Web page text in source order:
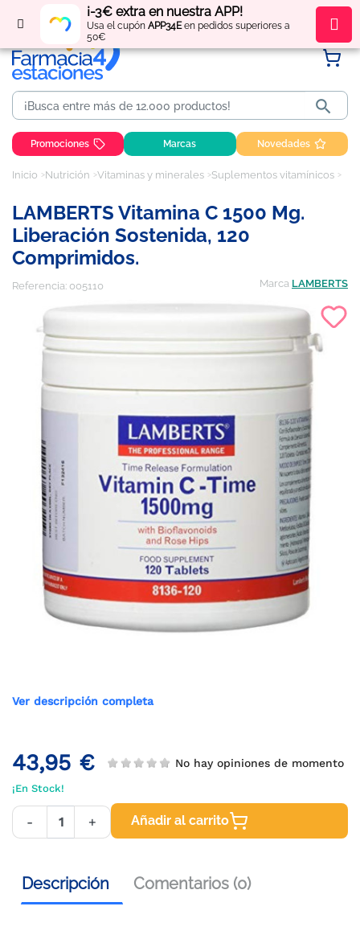
¡-3€ extra en nuestra APP!
Usa el cupón APP34Een pedidos superiores a
50€
Regístratey obténpuntos por tus compras

Promociones Marcas Novedades
Inicio Nutrición Vitaminas y minerales Suplementos vitamínicos
LAMBERTS Vitamina C 1500 Mg.
Liberación Sostenida, 120
Comprimidos.
Referencia: 005110 Marca LAMBERTS
Ver descripción completa
43,95 € No hay opiniones de momento
¡En Stock!
- + Añadir al carrito
Descripción Comentarios (0)